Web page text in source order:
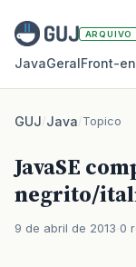
ARQUIVO
JavaGeral
GUJ/Java/Topico
JavaSE
negrito/
9 de abril de 2013 0